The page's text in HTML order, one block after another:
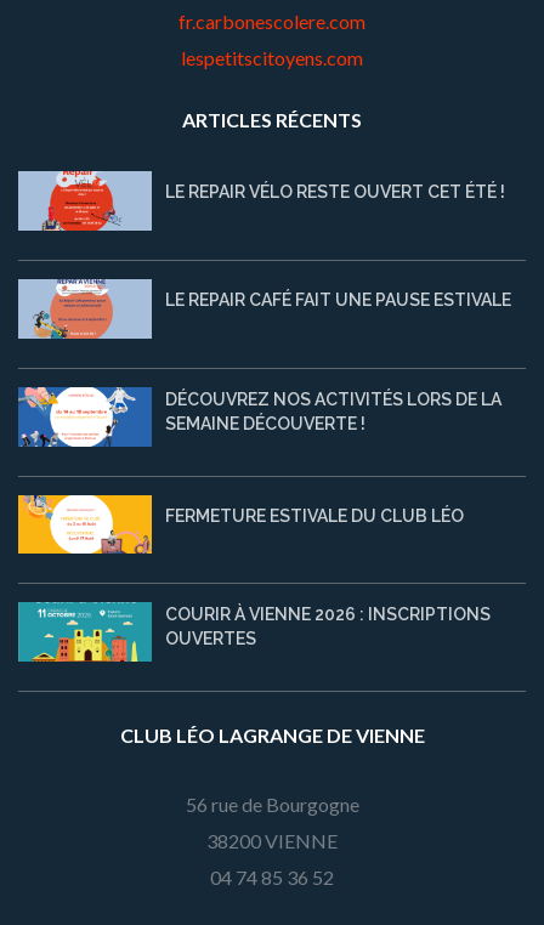
fr.carbonescolere.com
lespetitscitoyens.com
ARTICLES RÉCENTS
LE REPAIR VÉLO RESTE OUVERT CET ÉTÉ !
LE REPAIR CAFÉ FAIT UNE PAUSE ESTIVALE
DÉCOUVREZ NOS ACTIVITÉS LORS DE LA
SEMAINE DÉCOUVERTE !
FERMETURE ESTIVALE DU CLUB LÉO
COURIR À VIENNE 2026 : INSCRIPTIONS
OUVERTES
CLUB LÉO LAGRANGE DE VIENNE
56 rue de Bourgogne
38200 VIENNE
04 74 85 36 52